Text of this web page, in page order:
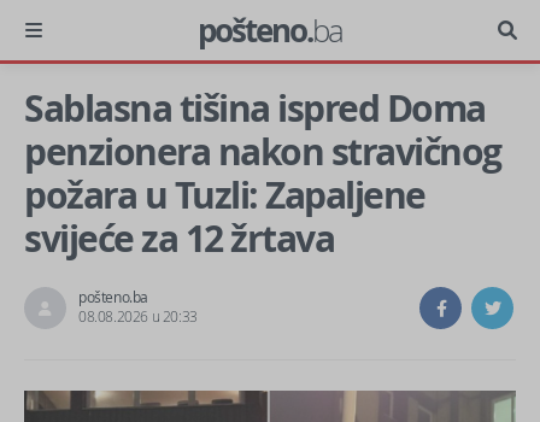
pošteno.ba
Sablasna tišina ispred Doma
penzionera nakon stravičnog
požara u Tuzli: Zapaljene
svijeće za 12 žrtava
pošteno.ba
08.08.2026 u 20:33